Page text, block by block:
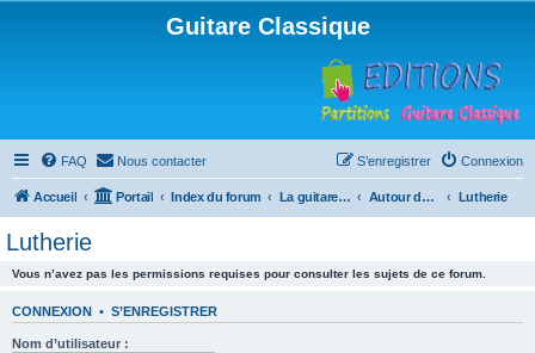
Guitare Classique
FAQ Nous contacter Connexion
S’enregistrer
Accueil Portail Index du forum La guitare : instrument, cours et théorie Autour de la guitare Lutherie
Lutherie
Vous n’avez pas les permissions requises pour consulter les sujets de ce forum.
CONNEXION • S’ENREGISTRER
Nom d’utilisateur :